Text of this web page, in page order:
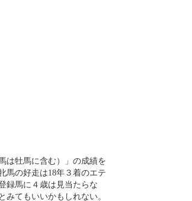
は牡馬に含む）」の成績を
馬の好走は18年３着のエテ
録馬に４歳は見当たらな
てもいいかもしれない。